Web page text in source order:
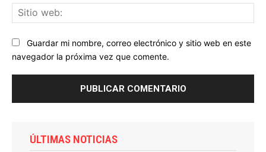
Guardar mi nombre, correo electrónico y sitio web en este
navegador la próxima vez que comente.
ÚLTIMAS NOTICIAS